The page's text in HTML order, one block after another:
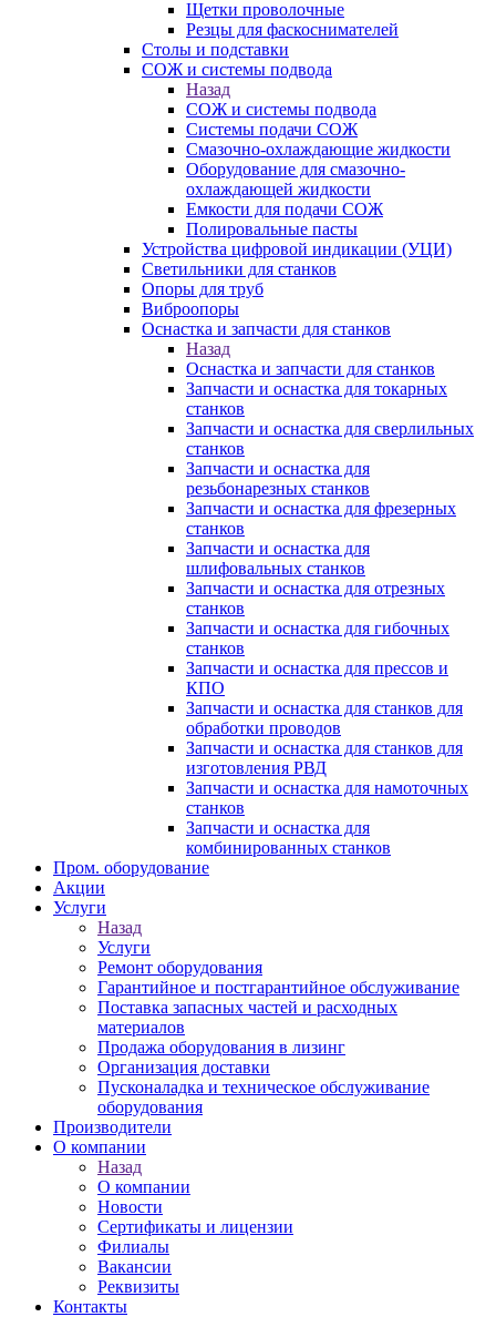
Щетки проволочные
Резцы для фаскоснимателей
Столы и подставки
СОЖ и системы подвода
Назад
СОЖ и системы подвода
Системы подачи СОЖ
Смазочно-охлаждающие жидкости
Оборудование для смазочно-
охлаждающей жидкости
Емкости для подачи СОЖ
Полировальные пасты
Устройства цифровой индикации (УЦИ)
Светильники для станков
Опоры для труб
Виброопоры
Оснастка и запчасти для станков
Назад
Оснастка и запчасти для станков
Запчасти и оснастка для токарных
станков
Запчасти и оснастка для сверлильных
станков
Запчасти и оснастка для
резьбонарезных станков
Запчасти и оснастка для фрезерных
станков
Запчасти и оснастка для
шлифовальных станков
Запчасти и оснастка для отрезных
станков
Запчасти и оснастка для гибочных
станков
Запчасти и оснастка для прессов и
КПО
Запчасти и оснастка для станков для
обработки проводов
Запчасти и оснастка для станков для
изготовления РВД
Запчасти и оснастка для намоточных
станков
Запчасти и оснастка для
комбинированных станков
Пром. оборудование
Акции
Услуги
Назад
Услуги
Ремонт оборудования
Гарантийное и постгарантийное обслуживание
Поставка запасных частей и расходных
материалов
Продажа оборудования в лизинг
Организация доставки
Пусконаладка и техническое обслуживание
оборудования
Производители
О компании
Назад
О компании
Новости
Сертификаты и лицензии
Филиалы
Вакансии
Реквизиты
Контакты